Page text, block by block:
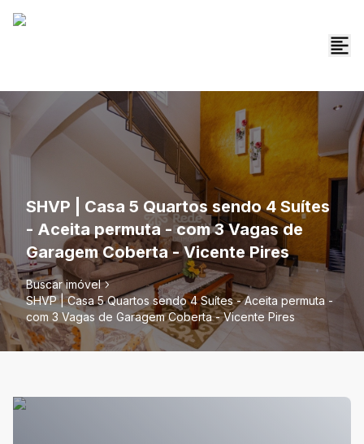
SHVP | Casa 5 Quartos sendo 4 Suítes
- Aceita permuta - com 3 Vagas de
Garagem Coberta - Vicente Pires
Buscar imóvel
SHVP | Casa 5 Quartos sendo 4 Suítes - Aceita permuta -
com 3 Vagas de Garagem Coberta - Vicente Pires